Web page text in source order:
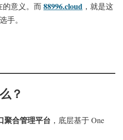
的意义。而88996.cloud ，就是这
手。
？
聚合管理平台 ，底层基于 One